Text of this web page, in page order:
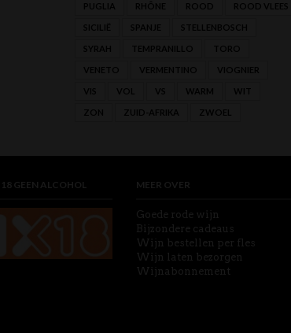
PUGLIA RHÔNE ROOD ROOD VLEES
SICILIË SPANJE STELLENBOSCH
SYRAH TEMPRANILLO TORO
VENETO VERMENTINO VIOGNIER
VIS VOL VS WARM WIT
ZON ZUID-AFRIKA ZWOEL
GEEN ALCOHOL MEER OVER
Goede rode wijn
Bijzondere cadeaus
Wijn bestellen per fles
Wijn laten bezorgen
Wijnabonnement